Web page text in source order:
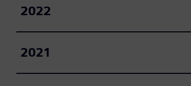
2022
2021